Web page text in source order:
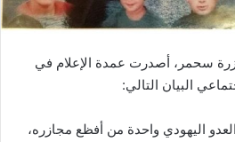
الذكرى الـ 24 لمجزرة سحمر، أصدرت عمدة الإعلام في
البيان التالي:
1996 ارتكب العدو اليهودي واحدة من أفظع مجازره،